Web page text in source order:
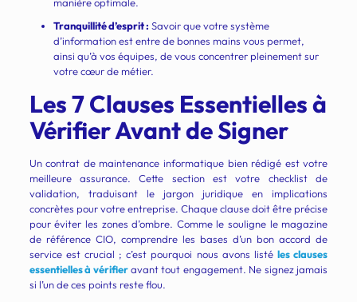
Tranquillité d’esprit : Savoir que votre système
d’information est entre de bonnes mains vous permet,
ainsi qu’à vos équipes, de vous concentrer pleinement sur
votre cœur de métier.
Les 7 Clauses Essentielles à
Vérifier Avant de Signer
Un contrat de maintenance informatique bien rédigé est votre
meilleure assurance. Cette section est votre checklist de
validation, traduisant le jargon juridique en implications
concrètes pour votre entreprise. Chaque clause doit être précise
pour éviter les zones d’ombre. Comme le souligne le magazine
de référence CIO, comprendre les bases d’un bon accord de
service est crucial ; c’est pourquoi nous avons listéles clauses
essentielles à vérifieravant tout engagement. Ne signez jamais
si l’un de ces points reste flou.